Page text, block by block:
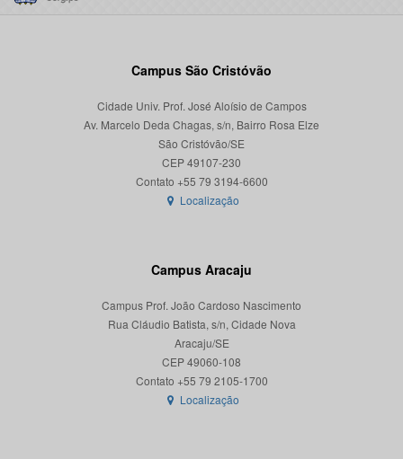
Campus São Cristóvão
Cidade Univ. Prof. José Aloísio de Campos
Av. Marcelo Deda Chagas, s/n, Bairro Rosa Elze
São Cristóvão/SE
CEP 49107-230
Localização
Campus Aracaju
Campus Prof. João Cardoso Nascimento
Rua Cláudio Batista, s/n, Cidade Nova
Aracaju/SE
CEP 49060-108
Localização